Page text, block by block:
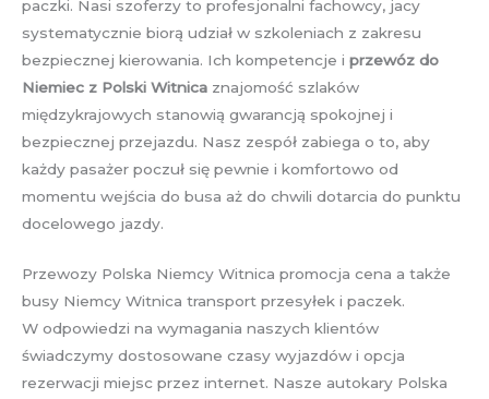
paczki. Nasi szoferzy to profesjonalni fachowcy, jacy
systematycznie biorą udział w szkoleniach z zakresu
bezpiecznej kierowania. Ich kompetencje i przewóz do
Niemiec z Polski Witnica znajomość szlaków
międzykrajowych stanowią gwarancją spokojnej i
bezpiecznej przejazdu. Nasz zespół zabiega o to, aby
każdy pasażer poczuł się pewnie i komfortowo od
momentu wejścia do busa aż do chwili dotarcia do punktu
docelowego jazdy.
Przewozy Polska Niemcy Witnica promocja cena a także
busy Niemcy Witnica transport przesyłek i paczek.
W odpowiedzi na wymagania naszych klientów
świadczymy dostosowane czasy wyjazdów i opcja
rezerwacji miejsc przez internet. Nasze autokary Polska